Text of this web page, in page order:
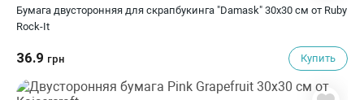
Бумага двусторонняя для скрапбукинга "Damask" 30х30 см от Ruby
Rock-It
36.9 грн Купить